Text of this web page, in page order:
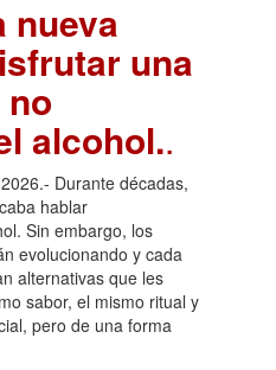
nueva
una
alcohol..
Durante décadas,
hablar
Sin embargo, los
evolucionando y cada
alternativas que les
sabor, el mismo ritual y
pero de una forma